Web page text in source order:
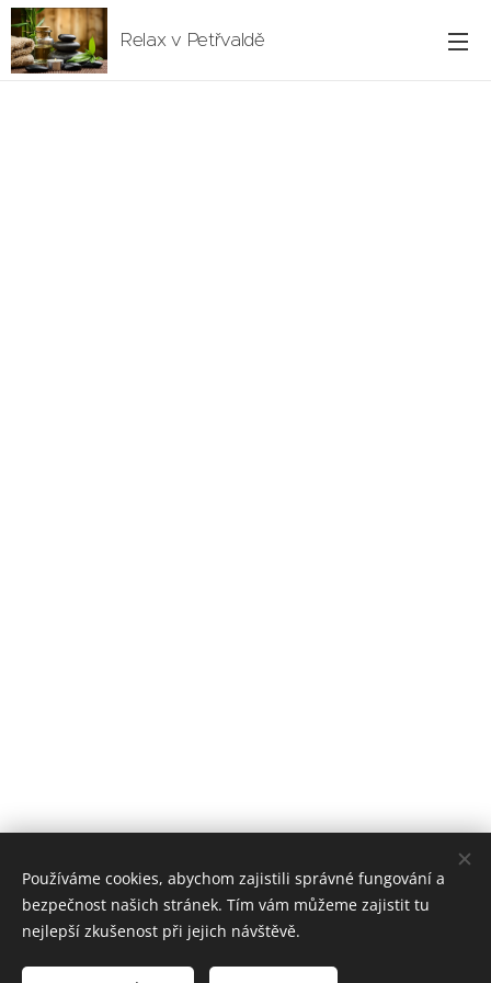
Relax v Petřvaldě
© 2024 Petřvald u Mošnova , Petřvald 107 , 742 60
Používáme cookies, abychom zajistili správné fungování a
bezpečnost našich stránek. Tím vám můžeme zajistit tu
nejlepší zkušenost při jejich návštěvě.